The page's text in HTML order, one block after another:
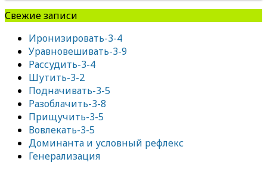
Свежие записи
Иронизировать-3-4
Уравновешивать-3-9
Рассудить-3-4
Шутить-3-2
Подначивать-3-5
Разоблачить-3-8
Прищучить-3-5
Вовлекать-3-5
Доминанта и условный рефлекс
Генерализация